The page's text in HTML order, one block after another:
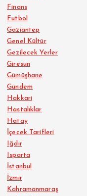
Finans
Futbol
Gaziantep
Genel Kültür
Gezilecek Yerler
Giresun
Gümüşhane
Gündem
Hakkari
Hastalıklar
Hatay
İçecek Tarifleri
Iğdır
Isparta
İstanbul
İzmir
Kahramanmaraş